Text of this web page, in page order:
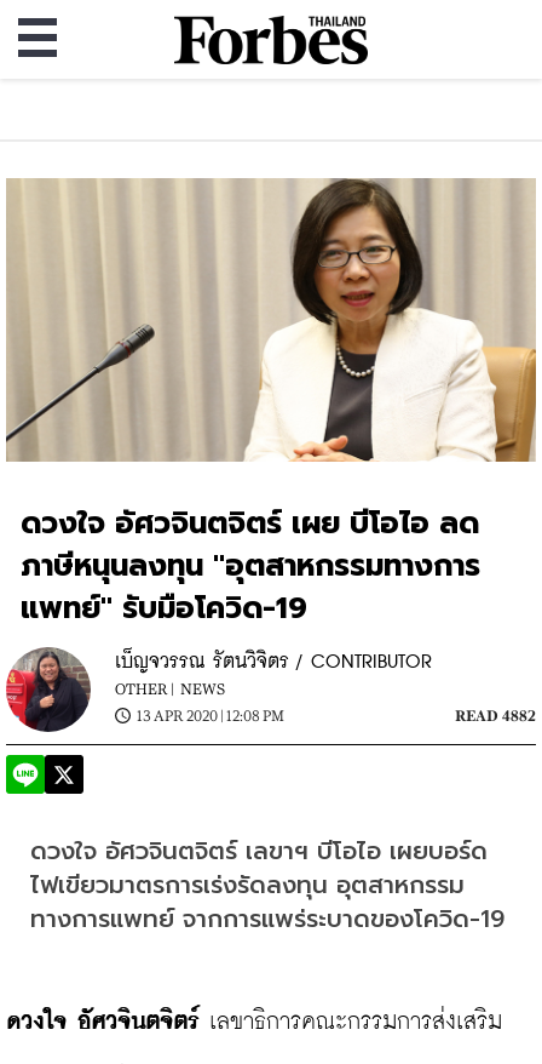
ดวงใจ อัศวจินตจิตร์ เผย บีโอไอ ลด
ภาษีหนุนลงทุน "อุตสาหกรรมทางการ
แพทย์" รับมือโควิด-19
เบ็ญจวรรณ รัตนวิจิตร / CONTRIBUTOR
OTHER | NEWS
13 APR 2020 | 12:08 PM
READ 4882
ดวงใจ อัศวจินตจิตร์ เลขาฯ บีโอไอ เผยบอร์ด
ไฟเขียวมาตรการเร่งรัดลงทุน อุตสาหกรรม
ทางการแพทย์ จากการแพร่ระบาดของโควิด-19
ดวงใจ อัศวจินตจิตร์ เลขาธิการคณะกรรมการส่งเสริม